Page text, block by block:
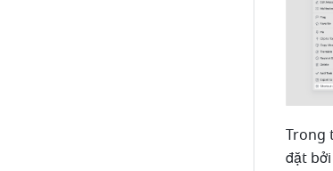
Trong
đặt